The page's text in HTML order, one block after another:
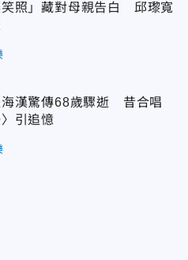
笑照」藏對母親告白 邱瓈寬
海漢驚傳68歲驟逝 昔合唱
〉引追憶